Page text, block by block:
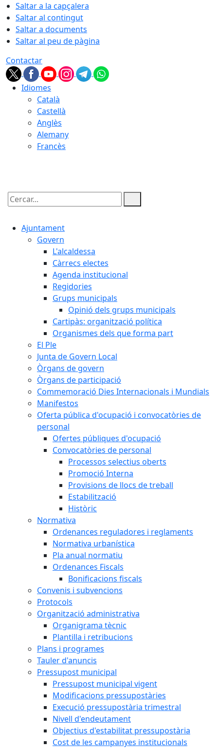
Saltar a la capçalera
Saltar al contingut
Saltar a documents
Saltar al peu de pàgina
Contactar
Idiomes
Català
Castellà
Anglès
Alemany
Francès
Cercar:
Ajuntament
Govern
L'alcaldessa
Càrrecs electes
Agenda institucional
Regidories
Grups municipals
Opinió dels grups municipals
Cartipàs: organització política
Organismes dels que forma part
El Ple
Junta de Govern Local
Òrgans de govern
Òrgans de participació
Commemoració Dies Internacionals i Mundials
Manifestos
Oferta pública d'ocupació i convocatòries de
personal
Ofertes públiques d'ocupació
Convocatòries de personal
Processos selectius oberts
Promoció Interna
Provisions de llocs de treball
Estabilització
Històric
Normativa
Ordenances reguladores i reglaments
Normativa urbanística
Pla anual normatiu
Ordenances Fiscals
Bonificacions fiscals
Convenis i subvencions
Protocols
Organització administrativa
Organigrama tècnic
Plantilla i retribucions
Plans i programes
Tauler d'anuncis
Pressupost municipal
Pressupost municipal vigent
Modificacions pressupostàries
Execució pressupostària trimestral
Nivell d'endeutament
Objectius d'estabilitat pressupostària
Cost de les campanyes institucionals